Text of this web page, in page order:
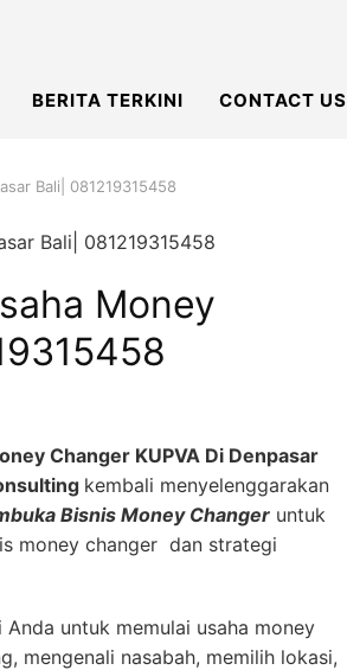
BERITA TERKINI CONTACT US
Bali| 081219315458
Money
Changer KUPVA Di Denpasar
kembali menyelenggarakan
Bisnis Money Changer untuk
money changer dan strategi
untuk memulai usaha money
mengenali nasabah, memilih lokasi,